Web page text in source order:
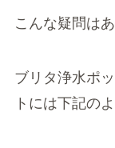
こんな疑問は
ブリタ浄水ポ
トには下記の